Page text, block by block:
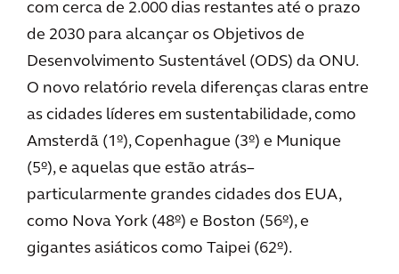
com cerca de 2.000 dias restantes até o prazo
de 2030 para alcançar os Objetivos de
Desenvolvimento Sustentável (ODS) da ONU.
O novo relatório revela diferenças claras entre
as cidades líderes em sustentabilidade, como
Amsterdã (1º), Copenhague (3º) e Munique
(5º), e aquelas que estão atrás–
particularmente grandes cidades dos EUA,
como Nova York (48º) e Boston (56º), e
gigantes asiáticos como Taipei (62º).